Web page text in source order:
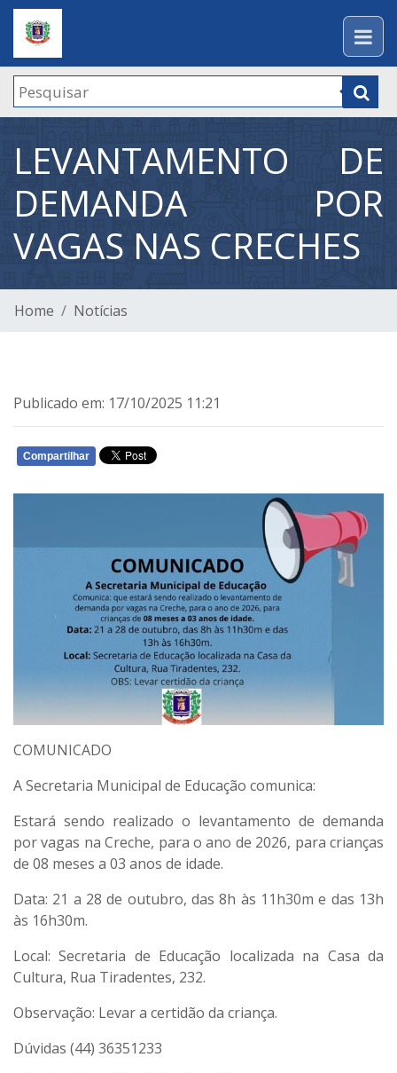
LEVANTAMENTO DE
DEMANDA POR
VAGAS NAS CRECHES
Home Notícias
Publicado em: 17/10/2025 11:21
Compartilhar
COMUNICADO
ASecretaria Municipal de Educação comunica:
Estará sendo realizado o levantamento de demanda
por vagas na Creche, para o ano de 2026, para crianças
de 08 meses a 03 anos de idade.
Data: 21 a 28 de outubro, das 8h às 11h30m e das 13h
às 16h30m.
Local: Secretaria de Educação localizada na Casa da
Cultura, Rua Tiradentes, 232.
Observação: Levar a certidão da criança.
Dúvidas (44) 36351233